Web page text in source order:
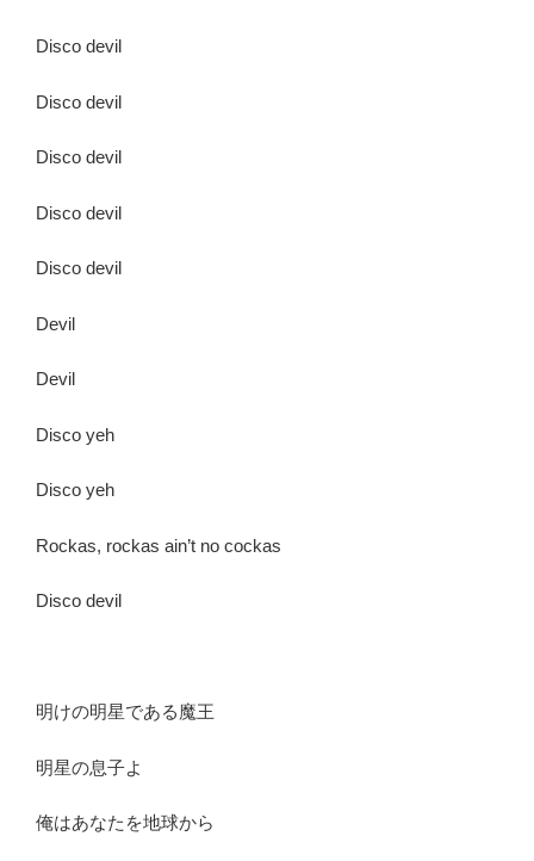
Disco devil
Disco devil
Disco devil
Disco devil
Disco devil
Devil
Devil
Disco yeh
Disco yeh
Rockas, rockas ain’t no cockas
Disco devil
明けの明星である魔王
明星の息子よ
俺はあなたを地球から